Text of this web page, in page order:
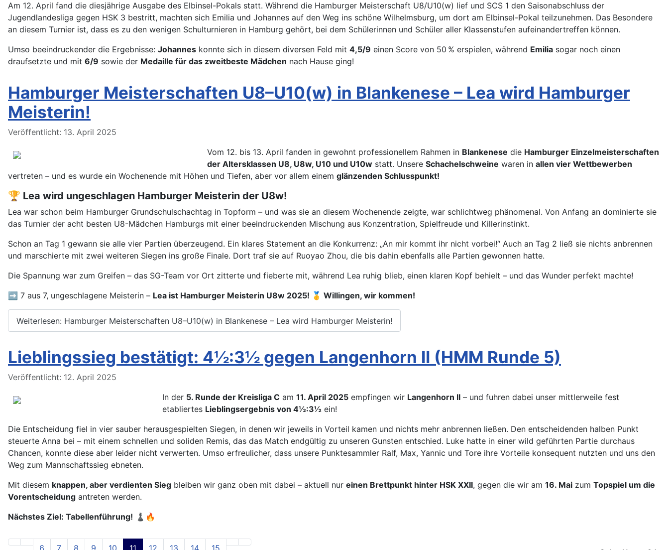
Am 12. April fand die diesjährige Ausgabe des Elbinsel-Pokals statt. Während die Hamburger Meisterschaft U8/U10(w) lief und SCS 1 den Saisonabschluss der
Jugendlandesliga gegen HSK 3 bestritt, machten sich Emilia und Johannes auf den Weg ins schöne Wilhelmsburg, um dort am Elbinsel-Pokal teilzunehmen. Das Besondere
an diesem Turnier ist, dass es zu den wenigen Schulturnieren in Hamburg gehört, bei dem Schülerinnen und Schüler aller Klassenstufen aufeinandertreffen können.
Umso beeindruckender die Ergebnisse: Johannes konnte sich in diesem diversen Feld mit 4,5/9 einen Score von 50 % erspielen, während Emilia sogar noch einen
draufsetzte und mit 6/9 sowie der Medaille für das zweitbeste Mädchen nach Hause ging!
Hamburger Meisterschaften U8–U10(w) in Blankenese – Lea wird Hamburger
Meisterin!
Details
Veröffentlicht: 13. April 2025
Vom 12. bis 13. April fanden in gewohnt professionellem Rahmen in Blankenese die Hamburger Einzelmeisterschaften
der Altersklassen U8, U8w, U10 und U10w statt. Unsere Schachelschweine waren in allen vier Wettbewerben
vertreten – und es wurde ein Wochenende mit Höhen und Tiefen, aber vor allem einem glänzenden Schlusspunkt!
🏆 Lea wird ungeschlagen Hamburger Meisterin der U8w!
Lea war schon beim Hamburger Grundschulschachtag in Topform – und was sie an diesem Wochenende zeigte, war schlichtweg phänomenal. Von Anfang an dominierte sie
das Turnier der acht besten U8-Mädchen Hamburgs mit einer beeindruckenden Mischung aus Konzentration, Spielfreude und Killerinstinkt.
Schon an Tag 1 gewann sie alle vier Partien überzeugend. Ein klares Statement an die Konkurrenz: „An mir kommt ihr nicht vorbei!“ Auch an Tag 2 ließ sie nichts anbrennen
und marschierte mit zwei weiteren Siegen ins große Finale. Dort traf sie auf Ruoyao Zhou, die bis dahin ebenfalls alle Partien gewonnen hatte.
Die Spannung war zum Greifen – das SG-Team vor Ort zitterte und fieberte mit, während Lea ruhig blieb, einen klaren Kopf behielt – und das Wunder perfekt machte!
➡️ 7 aus 7, ungeschlagene Meisterin – Lea ist Hamburger Meisterin U8w 2025! 🥇 Willingen, wir kommen!
Weiterlesen: Hamburger Meisterschaften U8–U10(w) in Blankenese – Lea wird Hamburger Meisterin!
Lieblingssieg bestätigt: 4½:3½ gegen Langenhorn II (HMM Runde 5)
Details
Veröffentlicht: 12. April 2025
In der 5. Runde der Kreisliga C am 11. April 2025 empfingen wir Langenhorn II – und fuhren dabei unser mittlerweile fest
etabliertes Lieblingsergebnis von 4½:3½ ein!
Die Entscheidung fiel in vier sauber herausgespielten Siegen, in denen wir jeweils in Vorteil kamen und nichts mehr anbrennen ließen. Den entscheidenden halben Punkt
steuerte Anna bei – mit einem schnellen und soliden Remis, das das Match endgültig zu unseren Gunsten entschied. Luke hatte in einer wild geführten Partie durchaus
Chancen, konnte diese aber leider nicht verwerten. Umso erfreulicher, dass unsere Punktesammler Ralf, Max, Yannic und Tore ihre Vorteile konsequent nutzten und uns den
Weg zum Mannschaftssieg ebneten.
Mit diesem knappen, aber verdienten Sieg bleiben wir ganz oben mit dabei – aktuell nur einen Brettpunkt hinter HSK XXII, gegen die wir am 16. Mai zum Topspiel um die
Vorentscheidung antreten werden.
Nächstes Ziel: Tabellenführung! ♟🔥